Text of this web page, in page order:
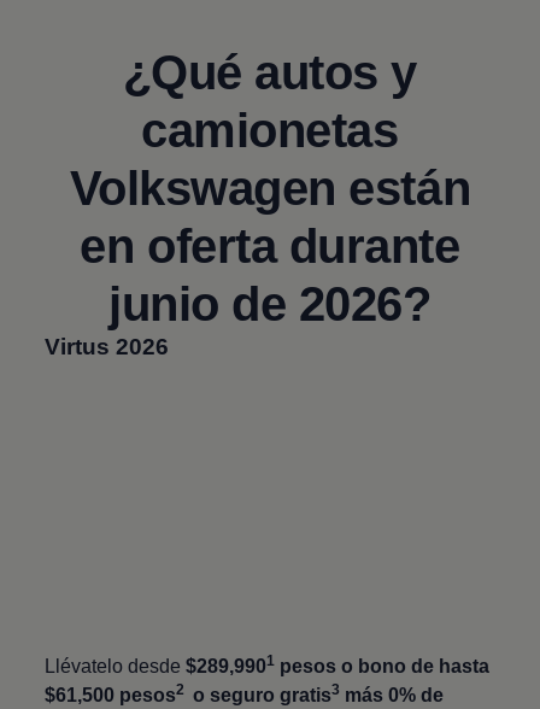
¿Qué autos y
camionetas
Volkswagen están
en oferta durante
junio de 2026?
Virtus 2026
Llévatelo desde$289,9901 pesos o bono de hasta
$61,500 pesos2 o seguro gratis3 más 0% de